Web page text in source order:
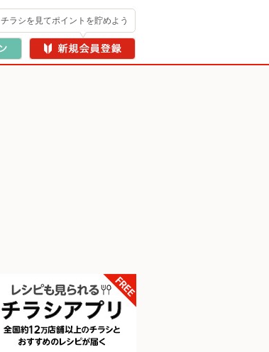
チラシを見てポイントを貯めよう